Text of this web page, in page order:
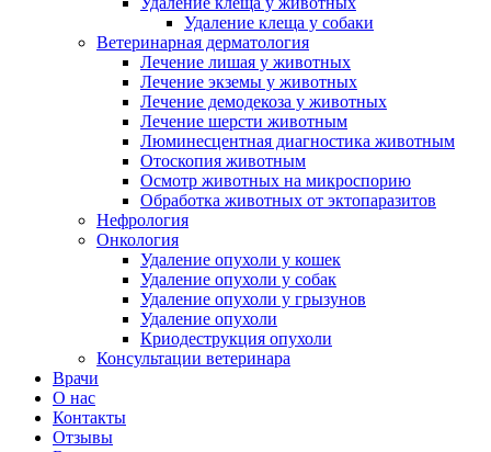
Удаление клеща у собаки
Ветеринарная дерматология
Лечение лишая у животных
Лечение экземы у животных
Лечение демодекоза у животных
Лечение шерсти животным
Люминесцентная диагностика животным
Отоскопия животным
Осмотр животных на микроспорию
Обработка животных от эктопаразитов
Нефрология
Онкология
Удаление опухоли у кошек
Удаление опухоли у собак
Удаление опухоли у грызунов
Удаление опухоли
Криодеструкция опухоли
Консультации ветеринара
Врачи
О нас
Контакты
Отзывы